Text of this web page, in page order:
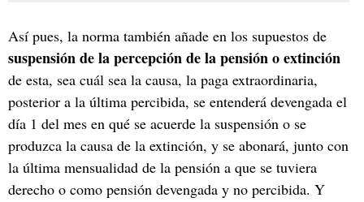
Así pues, la norma también añade en los supuestos de
suspensión de la percepción de la pensión o extinción
de esta, sea cuál sea la causa, la paga extraordinaria,
posterior a la última percibida, se entenderá devengada el
día 1 del mes en qué se acuerde la suspensión o se
produzca la causa de la extinción, y se abonará, junto con
la última mensualidad de la pensión a que se tuviera
derecho o como pensión devengada y no percibida. Y